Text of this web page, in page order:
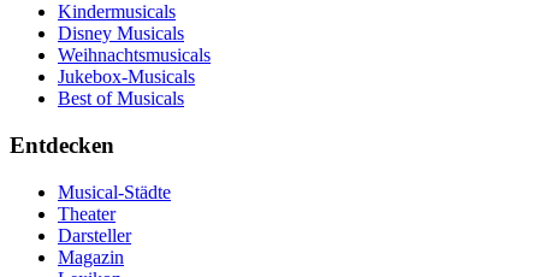
Kindermusicals
Disney Musicals
Weihnachtsmusicals
Jukebox-Musicals
Best of Musicals
Entdecken
Musical-Städte
Theater
Darsteller
Magazin